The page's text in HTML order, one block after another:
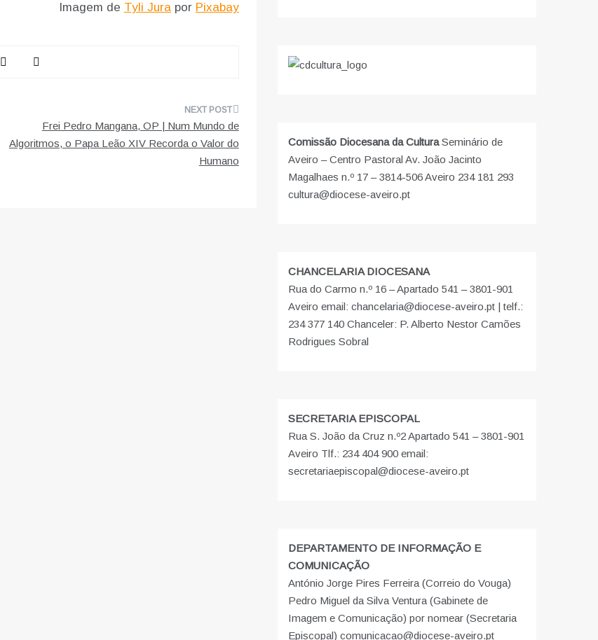
Imagem de Tyli Jurapor Pixabay
Frei Pedro Mangana, OP | Num Mundo de
Algoritmos, o Papa Leão XIV Recorda o Valor do
Humano
Comissão Diocesana da CulturaSeminário de
Aveiro – Centro Pastoral Av. João Jacinto
Magalhaes n.º 17 – 3814-506 Aveiro 234 181 293
cultura@diocese-aveiro.pt
CHANCELARIA DIOCESANA
Rua do Carmo n.º 16 – Apartado 541 – 3801-901
Aveiro email: chancelaria@diocese-aveiro.pt | telf.:
234 377 140 Chanceler: P. Alberto Nestor Camões
Rodrigues Sobral
SECRETARIA EPISCOPAL
Rua S. João da Cruz n.º2 Apartado 541 – 3801-901
Aveiro Tlf.: 234 404 900 email:
secretariaepiscopal@diocese-aveiro.pt
DEPARTAMENTO DE INFORMAÇÃO E
COMUNICAÇÃO
António Jorge Pires Ferreira (Correio do Vouga)
Pedro Miguel da Silva Ventura (Gabinete de
Imagem e Comunicação) por nomear (Secretaria
Episcopal) comunicacao@diocese-aveiro.pt